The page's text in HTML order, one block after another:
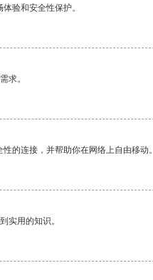
验和安全性保护。
求。
的连接，并帮助你在网络上自由移动。
实用的知识。